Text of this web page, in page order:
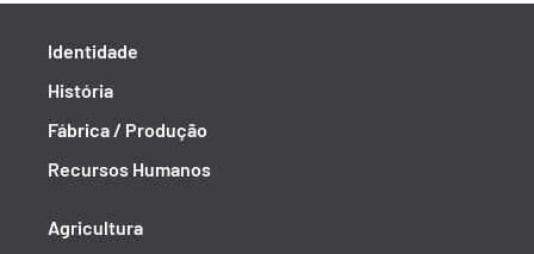
Identidade
História
Fábrica / Produção
Recursos Humanos
Agricultura